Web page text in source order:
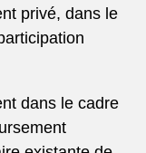
privé, dans le
dans le cadre